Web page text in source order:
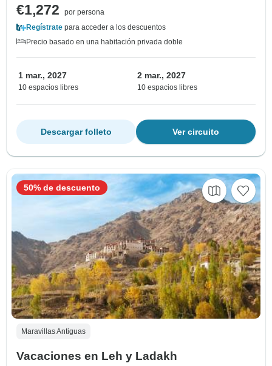
€1,272
por persona
Regístrate para acceder a los descuentos
Precio basado en una habitación privada doble
1 mar., 2027
10 espacios libres
2 mar., 2027
10 espacios libres
Ver circuito
Descargar folleto
Maravillas Antiguas
Vacaciones en Leh y Ladakh
50% de descuento